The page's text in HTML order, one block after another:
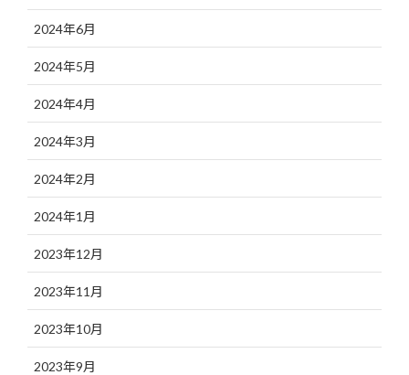
2024年6月
2024年5月
2024年4月
2024年3月
2024年2月
2024年1月
2023年12月
2023年11月
2023年10月
2023年9月